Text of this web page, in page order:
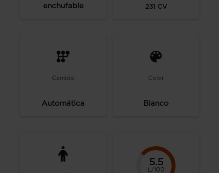
enchufable
231 CV
Cambio
Automática
Color
Blanco
5.5
L/100